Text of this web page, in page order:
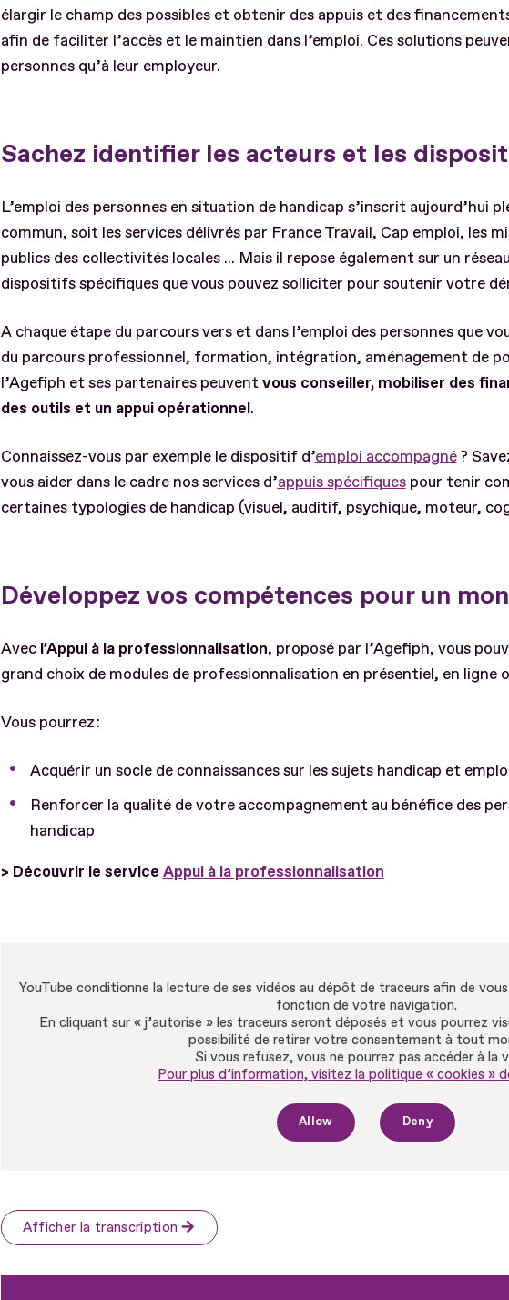
élargir le champ des possibles et obtenir des appuis et des
afin de faciliter l’accès et le maintien dans l’emploi. Ces solutions
personnes qu’à leur employeur.
Sachez identifier les acteurs et les
L’emploi des personnes en situation de handicap s’inscrit aujourd’hui
commun, soit les services délivrés par France Travail, Cap emploi, les
publics des collectivités locales ... Mais il repose également sur un
dispositifs spécifiques que vous pouvez solliciter pour soutenir votre
A chaque étape du parcours vers et dans l’emploi des personnes que
du parcours professionnel, formation, intégration, aménagement de
l’Agefiph et ses partenaires peuventvous conseiller, mobiliser des
des outils et un appui opérationnel.
Connaissez-vous par exemple le dispositif d’emploi accompagné?
vous aider dans le cadre nos services d’appuis spécifiquespour tenir
certaines typologies de handicap (visuel, auditif, psychique, moteur,
Développez vos compétences pour un
Avec l’Appui à la professionnalisation, proposé par l’Agefiph, vous
grand choix de modules de professionnalisation en présentiel, en ligne
Vous pourrez :
Acquérir un socle de connaissances sur les sujets handicap et
Renforcer la qualité de votre accompagnement au bénéfice des
handicap
> Découvrir le service Appui à la professionnalisation
YouTube conditionne la lecture de ses vidéos au dépôt de traceurs afin de
fonction de votre navigation.
En cliquant sur « j’autorise » les traceurs seront déposés et vous pourrez
possibilité de retirer votre consentement à tout
Si vous refusez, vous ne pourrez pas accéder à la
Pour plus d’information, visitez la politique « cookies »
Allow Deny
Afficher la transcription